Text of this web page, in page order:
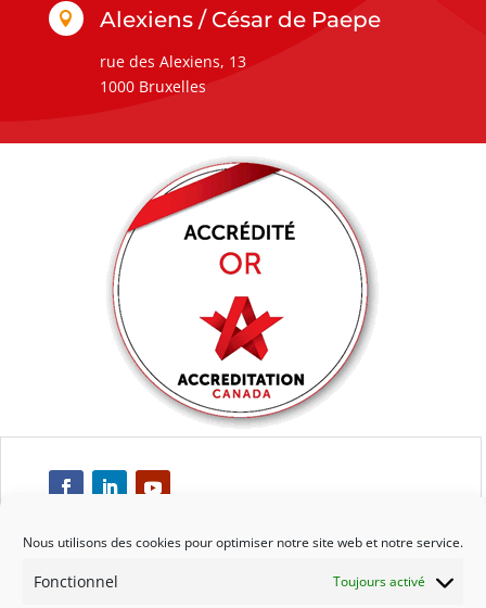
Nous utilisons des cookies pour optimiser notre site web et notre service.
Fonctionnel Toujours activé
 Alexiens / César de Paepe
rue des Alexiens, 13
1000 Bruxelles
Respect